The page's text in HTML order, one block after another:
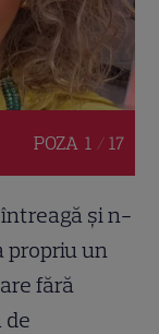
POZA 1 / 17
și n-
propriu un
fără
de